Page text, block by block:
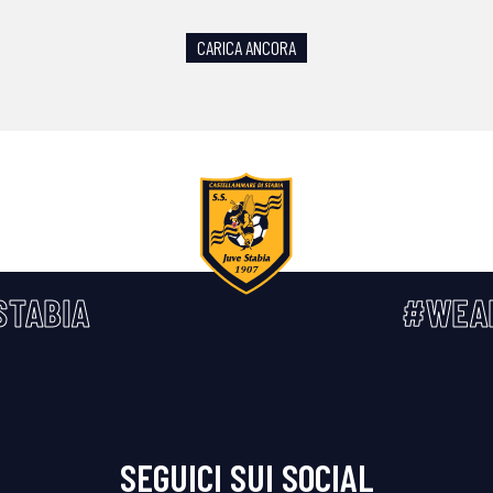
CARICA ANCORA
SEGUICI SUI SOCIAL